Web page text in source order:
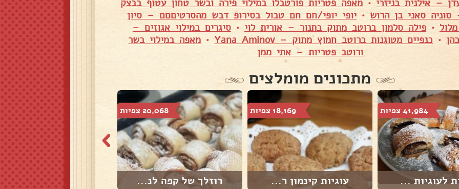
– אילנית בניזרי •מאפה פטריות פורטבלו במילוי פירה ובשר טחון עטוף בבצק
סאני בן הרוש • יופי יופי/חם חם טבול בסירופ דבש מהסרטיםםם – סיון
•פילה סלמון ברוטב מתוק בתנור – אורית לוי •סיגרים במילוי אגוזים –
• כנפיים מטוגנות ברוטב חמוץ מתוק – Yana Aminov • מאפה במילוי בשר
ורוטב פטריות – אתי ממן
מתכונים מומלצים
41,984 צפיות
לעוגיות ...
18,169 צפיות
עוגיות קינמון ר...
20,068 צפיות
רוזלך של קפה לנ...